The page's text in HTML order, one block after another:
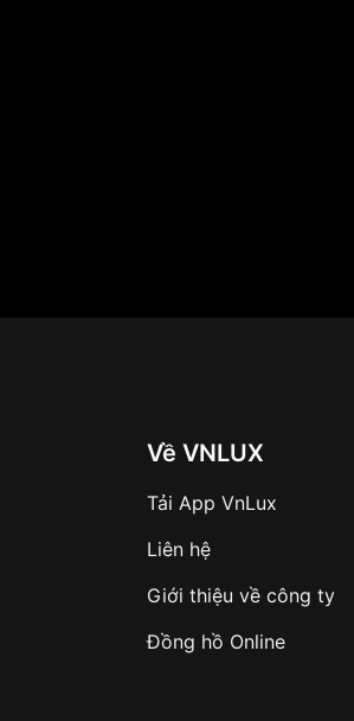
cách từ casual đến thể
ngoài trời và dưới
Về VNLUX
Tải App VnLux
Liên hệ
Giới thiệu về công ty
Đồng hồ Online